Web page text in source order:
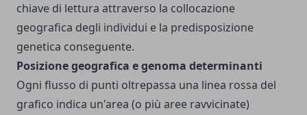
chiave di lettura attraverso la collocazione
geografica degli individui e la predisposizione
genetica conseguente.
Posizione geografica e genoma determinanti
Ogni flusso di punti oltrepassa una linea rossa del
grafico indica un'area (o più aree ravvicinate)